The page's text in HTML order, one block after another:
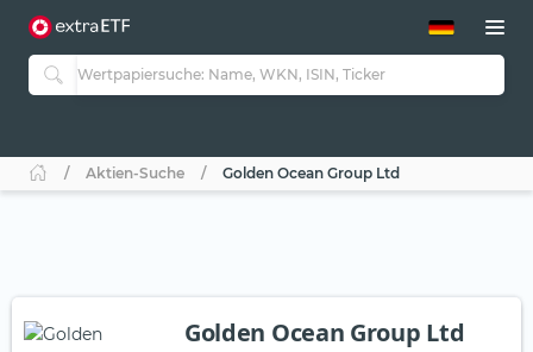
ETF-Guide 2.0
Guide Aktive ETFs
ETF-Sparpläne
Aktien-Suche Golden Ocean Group Ltd
Golden Ocean Group Ltd